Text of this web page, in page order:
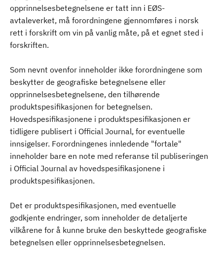
opprinnelsesbetegnelsene er tatt inn i EØS-
avtaleverket, må forordningene gjennomføres i norsk
rett i forskrift om vin på vanlig måte, på et egnet sted i
forskriften.
Som nevnt ovenfor inneholder ikke forordningene som
beskytter de geografiske betegnelsene eller
opprinnelsesbetegnelsene, den tilhørende
produktspesifikasjonen for betegnelsen.
Hovedspesifikasjonene i produktspesifikasjonen er
tidligere publisert i Official Journal, for eventuelle
innsigelser. Forordningenes innledende "fortale"
inneholder bare en note med referanse til publiseringen
i Official Journal av hovedspesifikasjonene i
produktspesifikasjonen.
Det er produktspesifikasjonen, med eventuelle
godkjente endringer, som inneholder de detaljerte
vilkårene for å kunne bruke den beskyttede geografiske
betegnelsen eller opprinnelsesbetegnelsen.